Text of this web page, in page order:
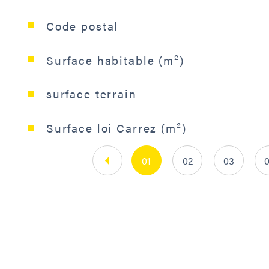
Caractéristiques Valeurs
Code postal
Surface habitable (m²)
surface terrain
Surface loi Carrez (m²)
01 02 03